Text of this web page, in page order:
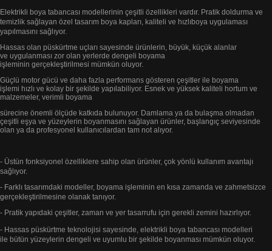
Elektrikli boya tabancası modellerinin çeşitli özellikleri vardır. Pratik doldurma ve
temizlik sağlayan özel tasarım boya kapları, kaliteli ve hızlıboya uygulaması
yapılmasını sağlıyor.
Hassas olan püskürtme uçları sayesinde ürünlerin, büyük, küçük alanlar
ve uygulanması zor olan yerlerde dengeli boyama
işleminin gerçekleştirilmesi mümkün oluyor.
Güçlü motor gücü ve daha fazla performans gösteren çeşitler ile boyama
işlemi hızlı ve kolay bir şekilde yapılabiliyor. Esnek ve yüksek kaliteli hortum ve
malzemeler, verimli boyama
sürecine önemli ölçüde katkıda bulunuyor. Damlama ya da bulaşma olmadan
çeşitli eşya ve yüzeylerin boyanmasını sağlayan ürünler, başlangıç seviyesinde
olan ya da profesyonel kullanıcılardan tam not alıyor.
- Üstün fonksiyonel özelliklere sahip olan ürünler, çok yönlü kullanım avantajı
sağlıyor.
- Farklı tasarımdaki modeller, boyama işleminin en kısa zamanda ve zahmetsizce
gerçekleştirilmesine olanak tanıyor.
- Pratik yapıdaki çeşitler, zaman ve yer tasarrufu için gerekli zemini hazırlıyor.
- Hassas püskürtme teknolojisi sayesinde, elektrikli boya tabancası modelleri
ile bütün yüzeylerin dengeli ve uyumlu bir şekilde boyanması mümkün oluyor.